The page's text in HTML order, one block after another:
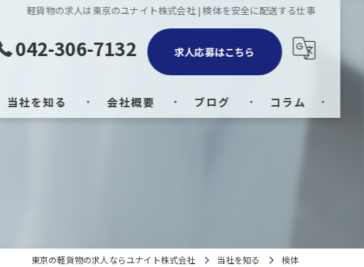
軽貨物の求人は東京のユナイト株式会社 | 検体を安全に配送する仕事
042-306-7132 求人応募はこちら
当社を知る
検体
会社概要 ブログ コラム
東京の軽貨物の求人ならユナイト株式会社 当社を知る 検体